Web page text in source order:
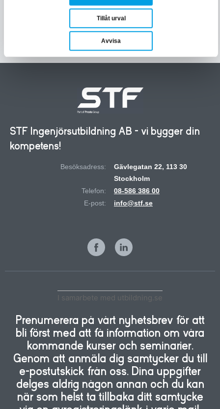
Tillåt urval
Avvisa
STF Ingenjörsutbildning AB - vi bygger din
kompetens!
Besöksadress:
Gävlegatan 22, 113 30
Stockholm
Telefon:
08-586 386 00
E-post:
info@stf.se
I samarbete med utbildning.se
Prenumerera på vårt nyhetsbrev för att
bli först med att få information om våra
kommande kurser och seminarier.
Genom att anmäla dig samtycker du till
e-postutskick från oss. Dina uppgifter
delges aldrig någon annan och du kan
när som helst ta tillbaka ditt samtycke